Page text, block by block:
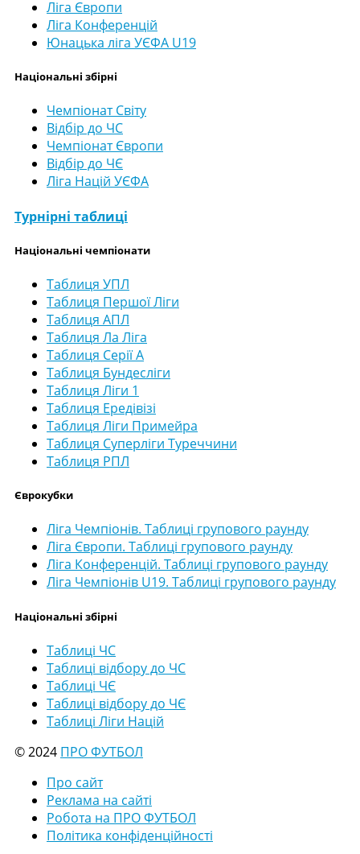
Ліга Європи
Ліга Конференцій
Юнацька ліга УЄФА U19
Національні збірні
Чемпіонат Світу
Відбір до ЧС
Чемпіонат Європи
Відбір до ЧЄ
Ліга Націй УЄФА
Турнірні таблиці
Національні чемпіонати
Таблиця УПЛ
Таблиця Першої Ліги
Таблиця АПЛ
Таблиця Ла Ліга
Таблиця Серії А
Таблиця Бундесліги
Таблиця Ліги 1
Таблиця Ередівізі
Таблиця Ліги Примейра
Таблиця Суперліги Туреччини
Таблиця РПЛ
Єврокубки
Ліга Чемпіонів. Таблиці групового раунду
Ліга Європи. Таблиці групового раунду
Ліга Конференцій. Таблиці групового раунду
Ліга Чемпіонів U19. Таблиці групового раунду
Національні збірні
Таблиці ЧС
Таблиці відбору до ЧС
Таблиці ЧЄ
Таблиці відбору до ЧЄ
Таблиці Ліги Націй
© 2024 ПРО ФУТБОЛ
Про сайт
Реклама на сайті
Робота на ПРО ФУТБОЛ
Політика конфіденційності